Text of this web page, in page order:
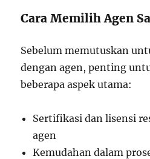
Cara Memilih Agen
Sebelum memutuskan
dengan agen, penting
beberapa aspek utama:
Sertifikasi dan lisensi
agen
Kemudahan dalam